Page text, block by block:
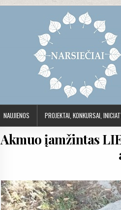
NAUJIENOS PROJEKTAI, KONKURSAI,
Akmuo įamžintas